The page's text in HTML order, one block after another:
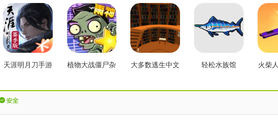
天涯明月刀手游 植物大战僵尸杂 大多数逃生中文 轻松水族馆 火柴